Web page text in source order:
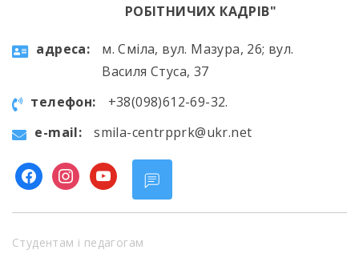
РОБІТНИЧИХ КАДРІВ"
aдресa:
м. Сміла, вул. Мазура, 26; вул.
Василя Стуса, 37
телефон:
+38(098)612-69-32.
e-mail:
smila-centrpprk@ukr.net
facebookinstagram
youtube
Студентам і педагогам